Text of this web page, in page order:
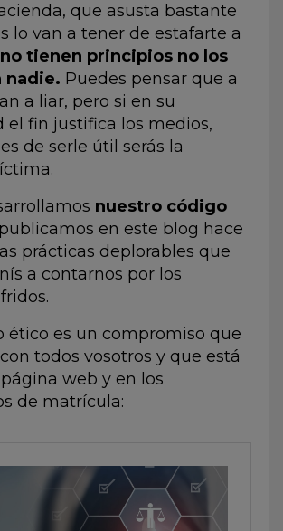
que asusta bastante
lo van a tener de estafarte a
tienen principios no los
nadie. Puedes pensar que a
a liar, pero si en su
el fin justifica los medios,
de serle útil serás la
nuestro código
en este blog hace
prácticas deplorables que
a contarnos por los
ético es un compromiso que
todos vosotros y que está
web y en los
de matrícula: